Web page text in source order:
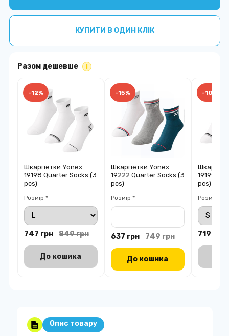
КУПИТИ В ОДИН КЛІК
Разом дешевше i
-12%
Шкарпетки Yonex
19198 Quarter Socks (3
pcs)
Розмір *
747 грн 849 грн
До кошика
-15%
Шкарпетки Yonex
19222 Quarter Socks (3
pcs)
Розмір *
637 грн 749 грн
До кошика
-10%
19199
pcs)
Розмір *
719 грн
Опис товару